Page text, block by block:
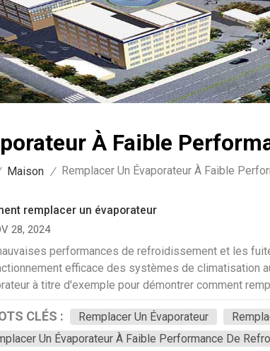
À Faible
Maison / Remplacer Un Évaporateur À Faible
remplacer un évaporateur
28, 2024
performances de refroidissement et les
efficace des systèmes de climatisation
à titre d'exemple pour démontrer comment
confortable à l'intérieur de votre véhicule.
de climatisation et vaincre la chaleur. Tout
l'ensemble évaporateur avant de commencer à
CLÉS : Remplacer Un Évaporateur
Un Évaporateur À Faible Performance De